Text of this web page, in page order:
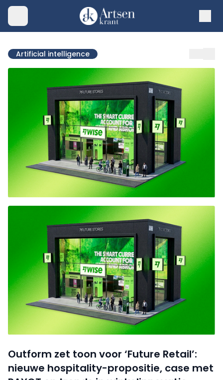
Artificial intelligence
Outform zet toon voor ‘Future Retail’:
nieuwe hospitality-propositie, case met